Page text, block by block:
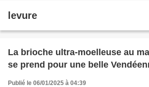
levure
La brioche ultra-moelleuse au
se prend pour une belle
Publié le 06/01/2025 à 04:39